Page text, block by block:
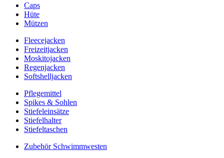
Caps
Hüte
Mützen
Fleecejacken
Freizeitjacken
Moskitojacken
Regenjacken
Softshelljacken
Pflegemittel
Spikes & Sohlen
Stiefeleinsätze
Stiefelhalter
Stiefeltaschen
Zubehör Schwimmwesten